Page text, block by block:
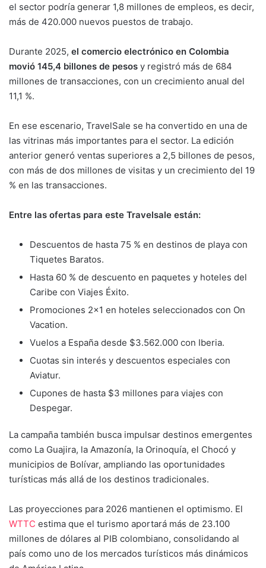
el sector podría generar 1,8 millones de empleos, es decir,
más de 420.000 nuevos puestos de trabajo.
Durante 2025, el comercio electrónico en Colombia
movió 145,4 billones de pesos y registró más de 684
millones de transacciones, con un crecimiento anual del
11,1 %.
En ese escenario, TravelSale se ha convertido en una de
las vitrinas más importantes para el sector. La edición
anterior generó ventas superiores a 2,5 billones de pesos,
con más de dos millones de visitas y un crecimiento del 19
% en las transacciones.
Entre las ofertas para este Travelsale están:
Descuentos de hasta 75 % en destinos de playa con
Tiquetes Baratos.
Hasta 60 % de descuento en paquetes y hoteles del
Caribe con Viajes Éxito.
Promociones 2×1 en hoteles seleccionados con On
Vacation.
Vuelos a España desde $3.562.000 con Iberia.
Cuotas sin interés y descuentos especiales con
Aviatur.
Cupones de hasta $3 millones para viajes con
Despegar.
La campaña también busca impulsar destinos emergentes
como La Guajira, la Amazonía, la Orinoquía, el Chocó y
municipios de Bolívar, ampliando las oportunidades
turísticas más allá de los destinos tradicionales.
Las proyecciones para 2026 mantienen el optimismo. El
WTTC estima que el turismo aportará más de 23.100
millones de dólares al PIB colombiano, consolidando al
país como uno de los mercados turísticos más dinámicos